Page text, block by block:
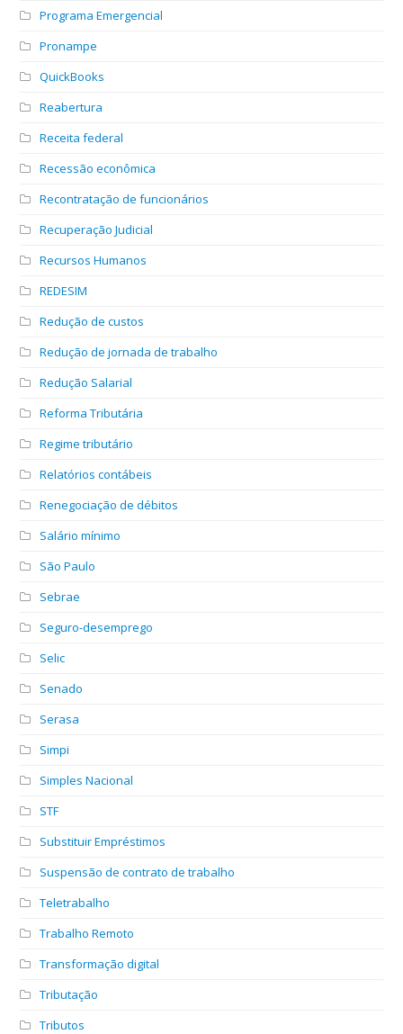
Programa Emergencial
Pronampe
QuickBooks
Reabertura
Receita federal
Recessão econômica
Recontratação de funcionários
Recuperação Judicial
Recursos Humanos
REDESIM
Redução de custos
Redução de jornada de trabalho
Redução Salarial
Reforma Tributária
Regime tributário
Relatórios contábeis
Renegociação de débitos
Salário mínimo
São Paulo
Sebrae
Seguro-desemprego
Selic
Senado
Serasa
Simpi
Simples Nacional
STF
Substituir Empréstimos
Suspensão de contrato de trabalho
Teletrabalho
Trabalho Remoto
Transformação digital
Tributação
Tributos